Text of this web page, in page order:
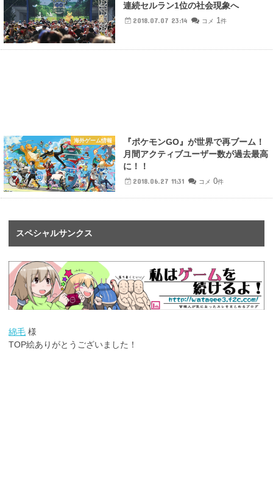
連続セルラン1位の社会現象へ
2018.07.07 23:14 コメ 1件
海外ゲーム情報
『ポケモンGO』が世界で再ブーム！
月間アクティブユーザー数が過去最高
に！！
2018.06.27 11:31 コメ 0件
スペシャルサンクス
綿毛 様
TOP絵ありがとうございました！